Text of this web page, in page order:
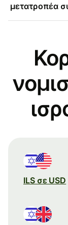
μετατροπέα
ILS σε USD